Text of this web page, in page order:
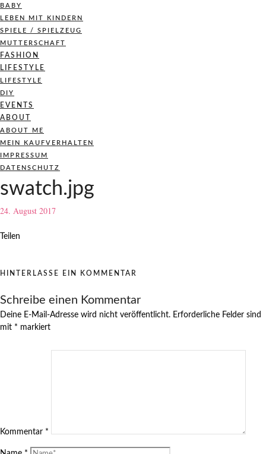
BABY
LEBEN MIT KINDERN
SPIELE / SPIELZEUG
MUTTERSCHAFT
FASHION
LIFESTYLE
LIFESTYLE
DIY
EVENTS
ABOUT
ABOUT ME
MEIN KAUFVERHALTEN
IMPRESSUM
DATENSCHUTZ
swatch.jpg
24. August 2017
Teilen
HINTERLASSE EIN KOMMENTAR
Schreibe einen Kommentar
Deine E-Mail-Adresse wird nicht veröffentlicht. Erforderliche Felder sind
mit * markiert
Kommentar *